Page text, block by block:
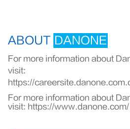
ABOUT DANONE
For more information about
visit:
https://
For more information about
visit: https://www.danone.com/